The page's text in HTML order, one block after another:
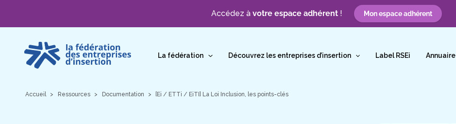
Accédez à votre espace adhérent! Mon espace adhérent
contenu
La fédération Découvrez les entreprises d’insertion Label RSEi Annuaire
Accueil Ressources Documentation [Ei / ETTi / EiTI] La Loi Inclusion, les points-clés